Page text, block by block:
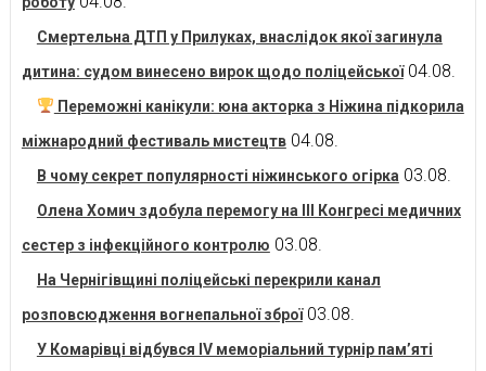
Смертельна ДТП у Прилуках, внаслідок якої загинула
дитина: судом винесено вирок щодо поліцейської 04.08.
Переможні канікули: юна акторка з Ніжина підкорила
міжнародний фестиваль мистецтв 04.08.
В чому секрет популярності ніжинського огірка 03.08.
Олена Хомич здобула перемогу на ІІІ Конгресі медичних
сестер з інфекційного контролю 03.08.
На Чернігівщині поліцейські перекрили канал
розповсюдження вогнепальної зброї 03.08.
У Комарівці відбувся IV меморіальний турнір пам’яті